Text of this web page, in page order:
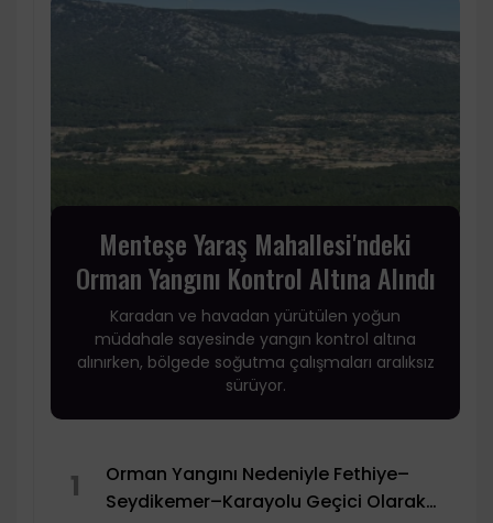
Menteşe Yaraş Mahallesi'ndeki
Orman Yangını Kontrol Altına Alındı
Karadan ve havadan yürütülen yoğun
müdahale sayesinde yangın kontrol altına
alınırken, bölgede soğutma çalışmaları aralıksız
sürüyor.
1
Orman Yangını Nedeniyle Fethiye–
Seydikemer–Karayolu Geçici Olarak